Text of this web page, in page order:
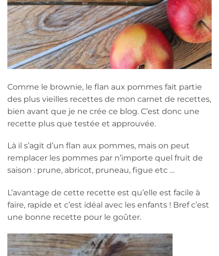
Comme le brownie, le flan aux pommes fait partie
des plus vieilles recettes de mon carnet de recettes,
bien avant que je ne crée ce blog. C’est donc une
recette plus que testée et approuvée.
Là il s’agit d’un flan aux pommes, mais on peut
remplacer les pommes par n’importe quel fruit de
saison : prune, abricot, pruneau, figue etc …
L’avantage de cette recette est qu’elle est facile à
faire, rapide et c’est idéal avec les enfants ! Bref c’est
une bonne recette pour le goûter.